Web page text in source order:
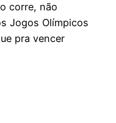
corre, não
Jogos Olímpicos
pra vencer